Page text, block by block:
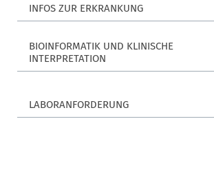
INFOS ZUR ERKRANKUNG
BIOINFORMATIK UND KLINISCHE
INTERPRETATION
LABORANFORDERUNG